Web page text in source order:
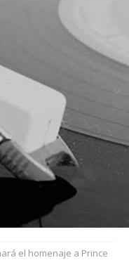
el homenaje a Prince